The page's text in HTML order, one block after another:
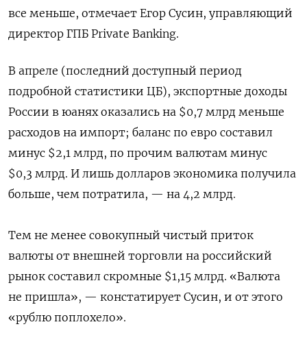
все меньше, отмечает Егор Сусин, управляющий
директор ГПБ Private Banking.
В апреле (последний доступный период
подробной статистики ЦБ), экспортные доходы
России в юанях оказались на $0,7 млрд меньше
расходов на импорт; баланс по евро составил
минус $2,1 млрд, по прочим валютам минус
$0,3 млрд. И лишь долларов экономика получила
больше, чем потратила, — на 4,2 млрд.
Тем не менее совокупный чистый приток
валюты от внешней торговли на российский
рынок составил скромные $1,15 млрд. «Валюта
не пришла», — констатирует Сусин, и от этого
«рублю поплохело».